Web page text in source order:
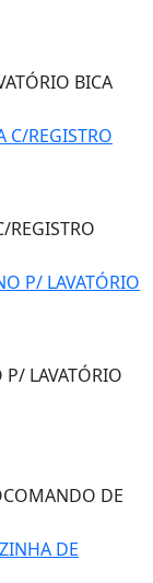
BICA
REGISTRO
LAVATÓRIO
DE